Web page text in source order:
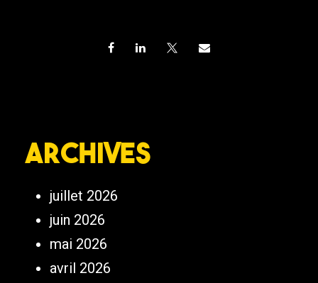
Archives
juillet 2026
juin 2026
mai 2026
avril 2026